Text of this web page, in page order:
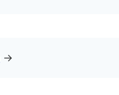
→